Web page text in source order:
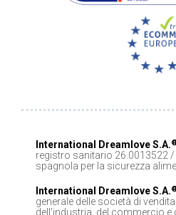
International Dreamlove S.A.
registro sanitario 26.0013522 /
spagnola per la sicurezza
International Dreamlove S.A.
generale delle società di
dell'industria, del commercio e